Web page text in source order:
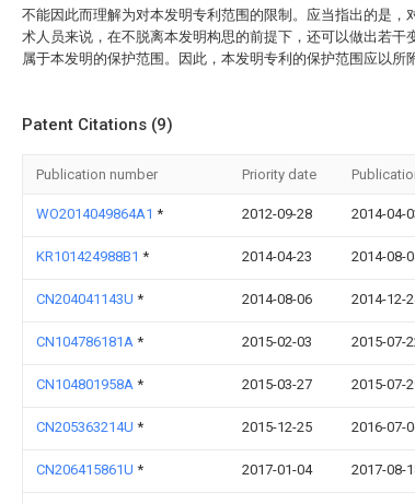
不能因此而理解为对本发明专利范围的限制。应当指出的是，
术人员来说，在不脱离本发明构思的前提下，还可以做出若干
属于本发明的保护范围。因此，本发明专利的保护范围应以所
Patent Citations (9)
Publication number Priority date
WO2014049864A1 * 2012-09-28 2014-04-
KR101424988B1 * 2014-04-23 2014-08-
CN204041143U * 2014-08-06 2014-12-
CN104786181A * 2015-02-03 2015-07-
CN104801958A * 2015-03-27 2015-07-
CN205363214U * 2015-12-25 2016-07-
CN206415861U * 2017-01-04 2017-08-